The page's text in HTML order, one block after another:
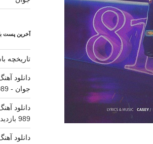
آخرین پست
تاریخچه
دانلود
جوان - 989 بازدید
دانلود
989 بازدید
دانلود